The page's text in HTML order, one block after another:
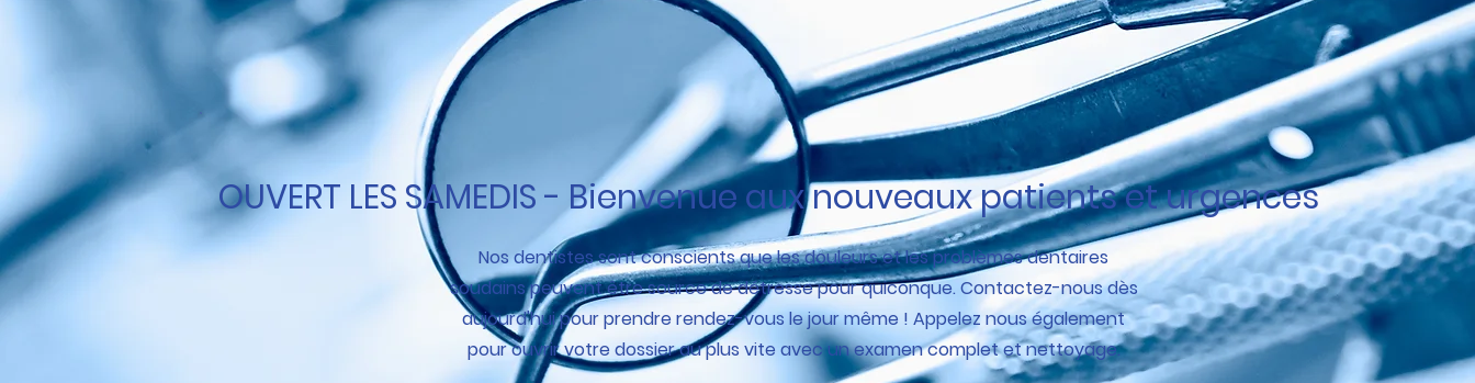
OUVERT LES SAMEDIS - Bienvenue aux nouveaux patients et urgences
Nos dentistes sont conscients que les douleurs et les problèmes dentaires
soudains peuvent être source de détresse pour quiconque. Contactez-nous dès
aujourd'hui pour prendre rendez-vous le jour même ! Appelez nous également
pour ouvrir votre dossier au plus vite avec un examen complet et nettoyage.